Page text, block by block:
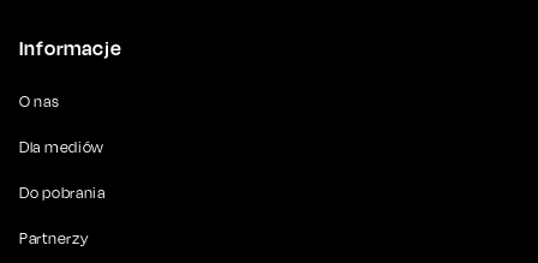
Informacje
O nas
Dla mediów
Do pobrania
Partnerzy